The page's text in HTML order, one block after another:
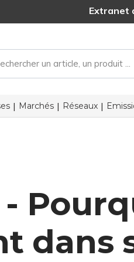
Extranet
Marchés Réseaux
dans